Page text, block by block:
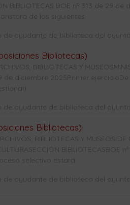
BIBLIOTECAS BOE nº 313 de 29
de los siguientes...
de ayudante de biblioteca del
Bibliotecas)
BIBLIOTECAS Y
de diciembre 2025Primer
de ayudante de biblioteca del
Bibliotecas)
BIBLIOTECAS Y MUSEOS
selectivo estará ...
de ayudante de biblioteca del